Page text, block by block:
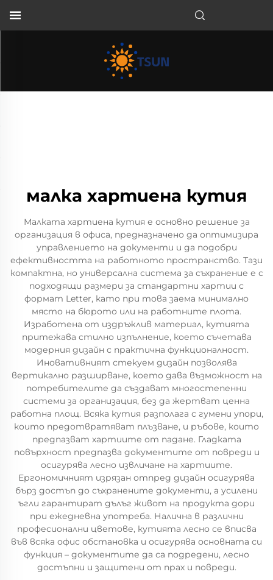
малка хартиена кутия
Малката хартиена кутия е основно решение за
организация в офиса, предназначено да оптимизира
управлението на документи и да подобри
ефективността на работното пространство. Тази
компактна, но универсална система за съхранение е с
подходящи размери за стандартни хартии с
формат Letter, като при това заема минимално
място на бюрото или на работните плота.
Изработена от издръжлив материал, кутията
притежава стилно изпълнение, което съчетава
модерния дизайн с практична функционалност.
Иновативният стекуем дизайн позволява
вертикално разширване, което дава възможност на
потребителите да създават многостепенни
системи за организация, без да жертват ценна
работна площ. Всяка кутия разполага с гумени упори,
които предотвратяват плъзване, и ръбове, които
предпазват хартиите от падане. Гладката
повърхност предпазва документите от повреди и
осигурява лесно извличане на хартиите.
Ергономичният изрязан отпред дизайн осигурява
бърз достъп до съхранените документи, а усилени
ъгли гарантират дълъг живот на продукта дори
при ежедневна употреба. Налична в различни
професионални цветове, кутията лесно се вписва
във всяка офис обстановка и осигурява основната си
функция – документите да са подредени, лесно
достъпни и защитени от прах и повреди.